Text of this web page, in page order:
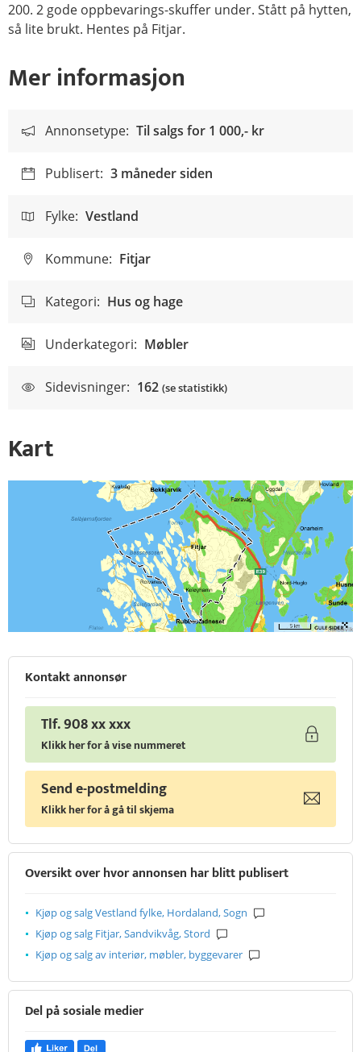
200. 2 gode oppbevarings-skuffer under. Stått på hytten,
så lite brukt. Hentes på Fitjar.
Mer informasjon
Annonsetype: Til salgs for 1 000,- kr
Publisert: 3 måneder siden
Fylke: Vestland
Kommune: Fitjar
Kategori: Hus og hage
Underkategori: Møbler
Sidevisninger: 162 (se statistikk)
Kart
Kontakt annonsør
Tlf. 908 xx xxx
Klikk her for å vise nummeret
Send e-postmelding
Klikk her for å gå til skjema
Oversikt over hvor annonsen har blitt publisert
Kjøp og salg Vestland fylke, Hordaland, Sogn
Kjøp og salg Fitjar, Sandvikvåg, Stord
Kjøp og salg av interiør, møbler, byggevarer
Del på sosiale medier